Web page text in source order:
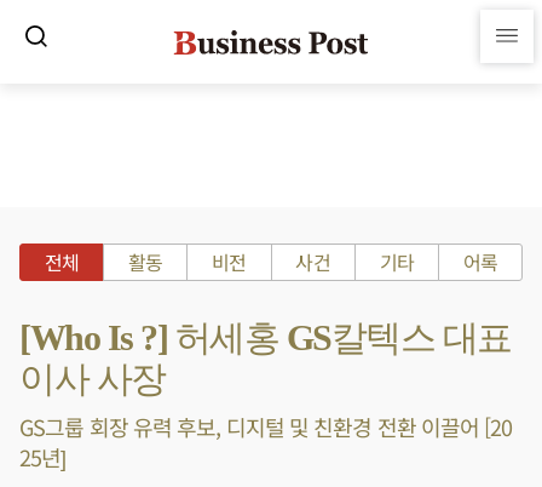
전체 활동 비전 사건 기타 어록
[Who Is ?] 허세홍 GS칼텍스 대표
이사 사장
GS그룹 회장 유력 후보, 디지털 및 친환경 전환 이끌어 [20
25년]